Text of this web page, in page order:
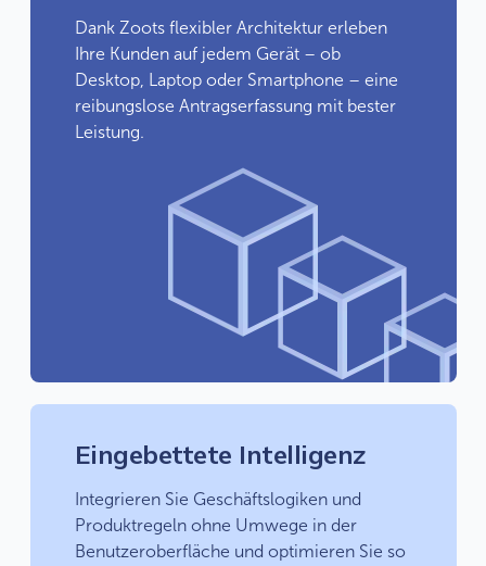
Dank Zoots flexibler Architektur erleben
Ihre Kunden auf jedem Gerät – ob
Desktop, Laptop oder Smartphone – eine
reibungslose Antragserfassung mit bester
Leistung.
Eingebettete Intelligenz
Integrieren Sie Geschäftslogiken und
Produktregeln ohne Umwege in der
Benutzeroberfläche und optimieren Sie so